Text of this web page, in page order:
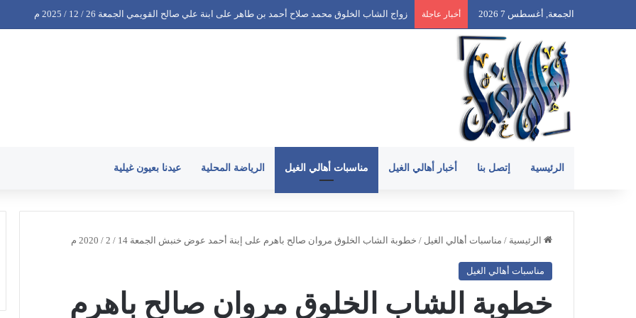
الجمعة, أغسطس 7 2026 أخبار عاجلة زواج الشاب الخلوق عبدالله سعيد عبدالله بن إسحاق على ابنة عبدالباسط عبدالله عبدالحبيب البادع الجمعة 26 / 12 / 2025 م
الرئيسية إتصل بنا أخبار أهالي الغيل مناسبات أهالي الغيل الرياضة المحلية عيدنا بعيون غيلية
الرئيسية / مناسبات أهالي الغيل / خطوبة الشاب الخلوق مروان صالح باهرم على إبنة أحمد عوض خنبش الجمعة 14 / 2 / 2020 م
مناسبات أهالي الغيل
خطوبة الشاب الخلوق مروان صالح باهرم